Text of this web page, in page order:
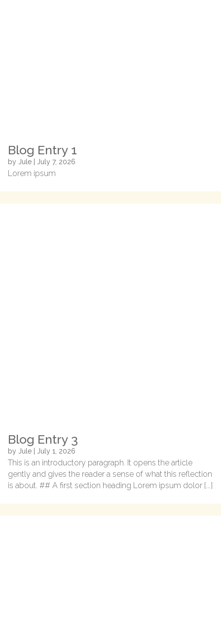
Blog Entry 1
by Jule July 7, 2026
Lorem ipsum
Blog Entry 3
by Jule July 1, 2026
This is an introductory paragraph. It opens the article
gently and gives the reader a sense of what this reflection
is about. ## A first section heading Lorem ipsum dolor [...]